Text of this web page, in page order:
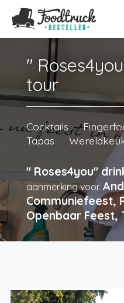
"
tour
Cocktails
Tapas
" Roses4you"
aanmerking voor
Communiefeest,
Openbaar Feest,